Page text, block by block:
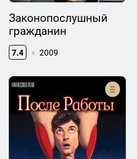
Законопослушный
гражданин
7.4 2009